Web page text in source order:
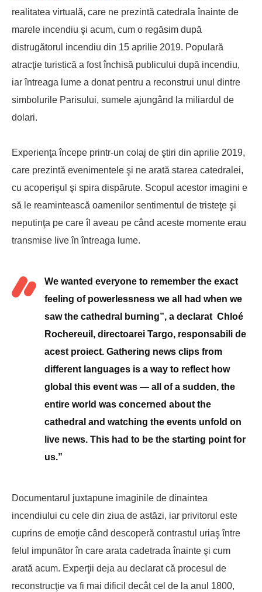
realitatea virtuală, care ne prezintă catedrala înainte de
marele incendiu şi acum, cum o regăsim după
distrugătorul incendiu din 15 aprilie 2019. Populară
atracţie turistică a fost închisă publicului după incendiu,
iar întreaga lume a donat pentru a reconstrui unul dintre
simbolurile Parisului, sumele ajungând la miliardul de
dolari.
Experienţa începe printr-un colaj de ştiri din aprilie 2019,
care prezintă evenimentele şi ne arată starea catedralei,
cu acoperişul şi spira dispărute. Scopul acestor imagini e
să le reamintească oamenilor sentimentul de tristeţe şi
neputinţa pe care îl aveau pe când aceste momente erau
transmise live în întreaga lume.
We wanted everyone to remember the exact
feeling of powerlessness we all had when we
saw the cathedral burning”, a declarat Chloé
Rochereuil, directoarei Targo, responsabili de
acest proiect. Gathering news clips from
different languages is a way to reflect how
global this event was — all of a sudden, the
entire world was concerned about the
cathedral and watching the events unfold on
live news. This had to be the starting point for
us.”
Documentarul juxtapune imaginile de dinaintea
incendiului cu cele din ziua de astăzi, iar privitorul este
cuprins de emoţie când descoperă contrastul uriaş între
felul impunător în care arata cadetrada înainte şi cum
arată acum. Experţii deja au declarat că procesul de
reconstrucţie va fi mai dificil decât cel de la anul 1800,